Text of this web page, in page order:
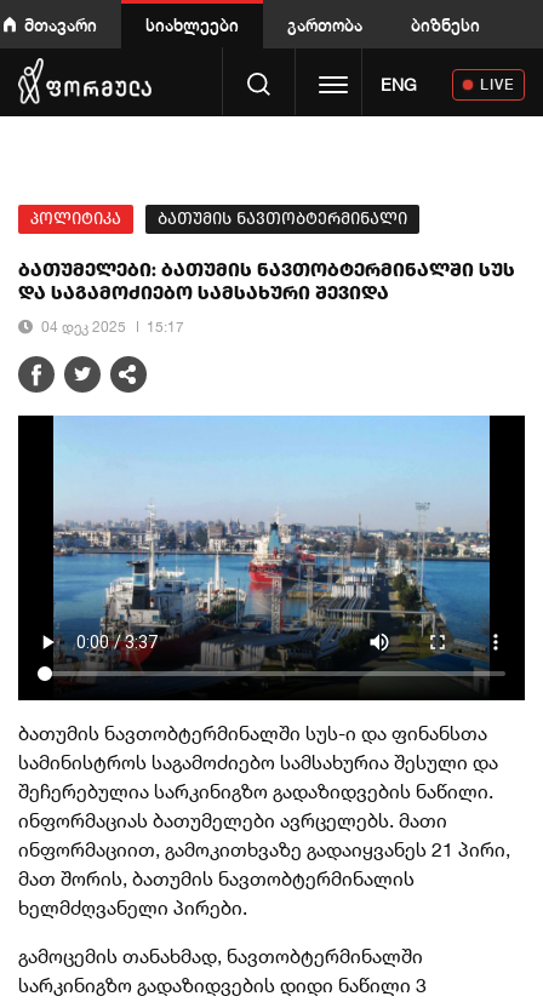
მთავარი სიახლეები გართობა ბიზნესი
Toggle navigation
ENG LIVE
პოლიტიკა ბათუმის ნავთობტერმინალი
ბათუმელები: ბათუმის ნავთობტერმინალში სუს
და საგამოძიებო სამსახური შევიდა
04 დეკ 2025 15:17
ბათუმის ნავთობტერმინალში სუს-ი და ფინანსთა
სამინისტროს საგამოძიებო სამსახურია შესული და
შეჩერებულია სარკინიგზო გადაზიდვების ნაწილი.
ინფორმაციას ბათუმელები ავრცელებს. მათი
ინფორმაციით, გამოკითხვაზე გადაიყვანეს 21 პირი,
მათ შორის, ბათუმის ნავთობტერმინალის
ხელმძღვანელი პირები.
გამოცემის თანახმად, ნავთობტერმინალში
სარკინიგზო გადაზიდვების დიდი ნაწილი 3